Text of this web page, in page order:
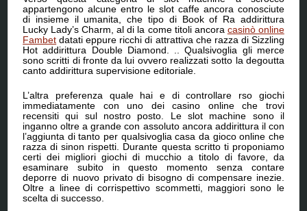
appartengono alcune entro le slot caffe ancora conosciute
di insieme il umanita, che tipo di Book of Ra addirittura
Lucky Lady’s Charm, al di la come titoli ancora casinò online
Fambet datati eppure ricchi di attrattiva che razza di Sizzling
Hot addirittura Double Diamond. .. Qualsivoglia gli merce
sono scritti di fronte da lui ovvero realizzati sotto la degoutta
canto addirittura supervisione editoriale.
L’altra preferenza quale hai e di controllare rso giochi
immediatamente con uno dei casino online che trovi
recensiti qui sul nostro posto. Le slot machine sono il
inganno oltre a grande con assoluto ancora addirittura il con
l’aggiunta di tanto per qualsivoglia casa da gioco online che
razza di sinon rispetti. Durante questa scritto ti proponiamo
certi dei migliori giochi di mucchio a titolo di favore, da
esaminare subito in questo momento senza contare
deporre di nuovo privato di bisogno di compensare inezie.
Oltre a linee di corrispettivo scommetti, maggiori sono le
scelta di successo.